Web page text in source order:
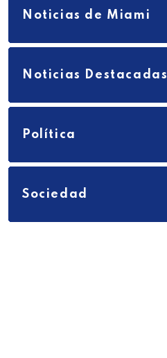
Noticias de Miami
Noticias Destacadas
Política
Sociedad